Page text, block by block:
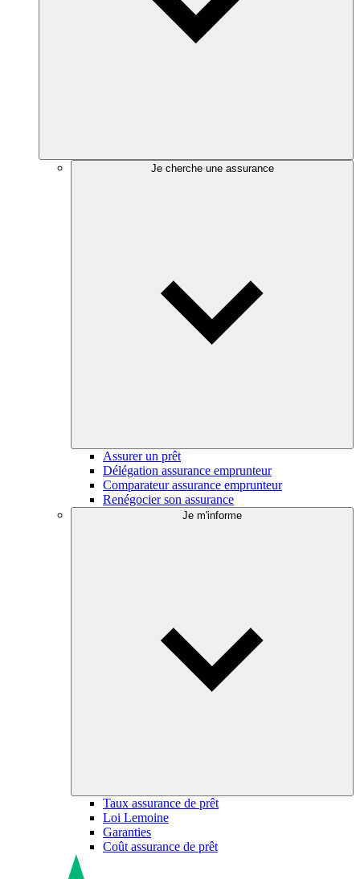
Je cherche une assurance
Assurer un prêt
Délégation assurance emprunteur
Comparateur assurance emprunteur
Renégocier son assurance
Je m'informe
Taux assurance de prêt
Loi Lemoine
Garanties
Coût assurance de prêt